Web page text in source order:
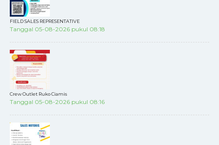
FIELD SALES REPRESENTATIVE
Tanggal 05-08-2026 pukul 08:18
Crew Outlet Ruko Ciamis
Tanggal 05-08-2026 pukul 08:16